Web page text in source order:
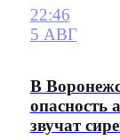
22:46
5 АВГ
В
звучат